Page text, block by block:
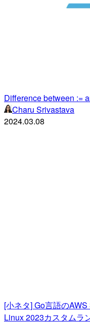
Difference between :=
Charu Srivastava
2024.03.08
[小ネタ] Go言語の
Linux 2023カスタムラ